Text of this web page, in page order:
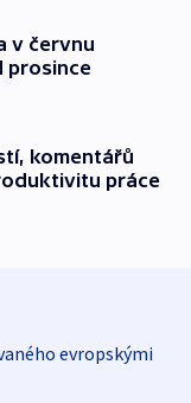
v červnu
prosince
komentářů
práce
evropskými